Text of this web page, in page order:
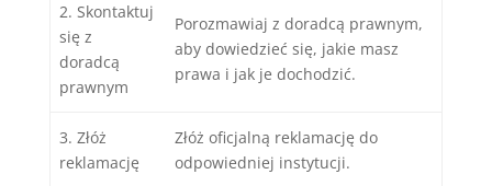
2. Skontaktuj
się z
doradcą
prawnym
Porozmawiaj z doradcą prawnym,
aby dowiedzieć się, jakie masz
prawa i jak je dochodzić.
3. Złóż
reklamację
Złóż oficjalną reklamację do
odpowiedniej instytucji.